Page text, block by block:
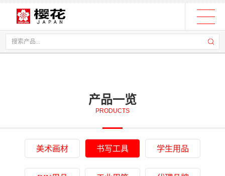
产品一览
PRODUCTS
美术画材 书写工具 学生用品